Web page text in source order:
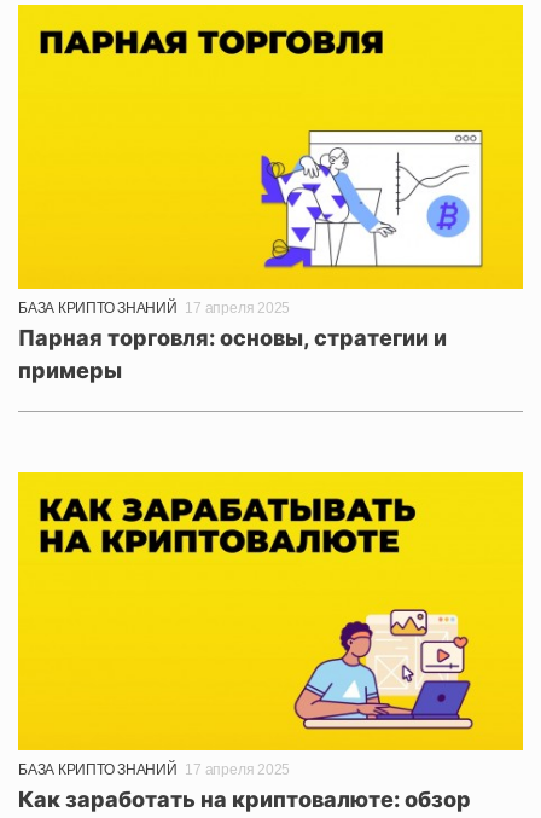
БАЗА КРИПТО ЗНАНИЙ 17 апреля 2025
Парная торговля: основы, стратегии и
примеры
БАЗА КРИПТО ЗНАНИЙ 17 апреля 2025
Как заработать на криптовалюте: обзор